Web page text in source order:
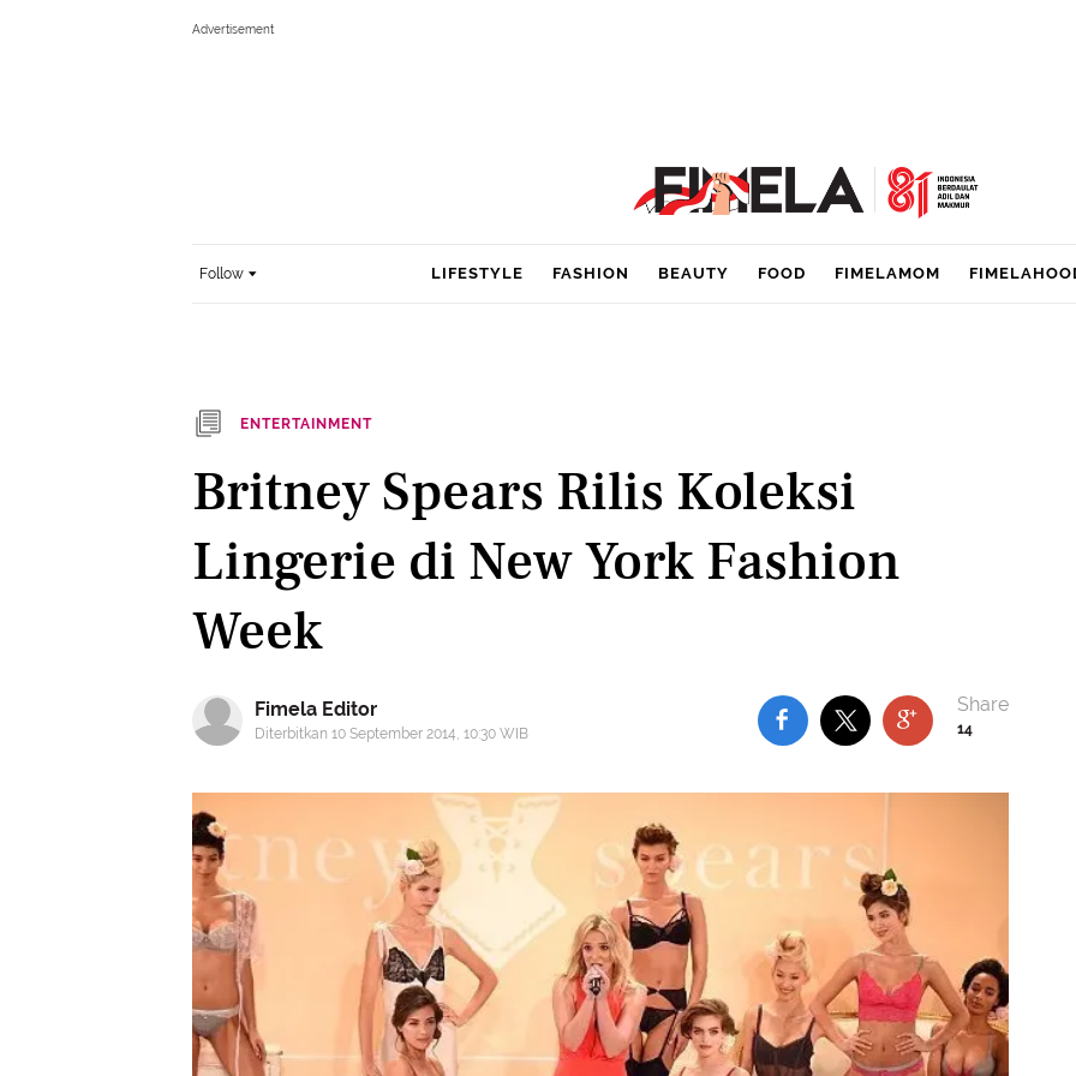
Follow LIFESTYLE FASHION BEAUTY FOOD FIMELAMOM
ENTERTAINMENT
Britney Spears Rilis Koleksi
Lingerie di New York Fashion
Week
Fimela Editor
Diterbitkan 10 September 2014, 10:30 WIB 14